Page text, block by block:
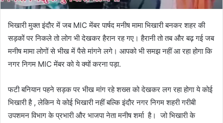
भिखारी मुक्त इंदौर में जब MIC मेंबर पार्षद मनीष मामा भिखारी बनकर शहर की
सड़कों पर निकले तो लोग भी देखकर हैरान रह गए। हैरानी तो तब और बढ़ गई जब
मनीष मामा लोगों से भीख में पैसे मांगने लगे। आपको भी समझ नहीं आ रहा होगा कि
नगर निगम MIC मेंबर को ये क्यों करना पड़ा.
फटी बनियान पहने सड़क पर भीख मांग रहे शख्स को देखकर लग रहा होगा ये कोई
भिखारी है , लेकिन ये कोई भिखारी नहीं बल्कि इंदौर नगर निगम शहरी गरीबी
उपशमन विभाग के प्रभारी और भाजपा नेता मनीष शर्मा है। जो भिखारी के